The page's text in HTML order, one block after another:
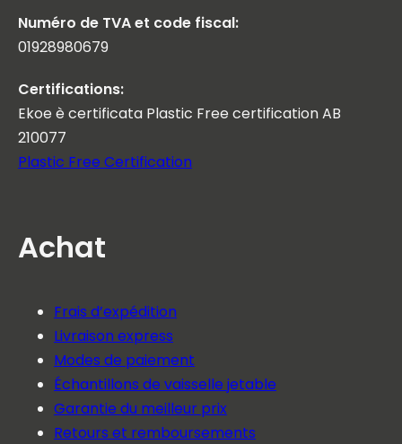
Numéro de TVA et code fiscal:
01928980679
Certifications:
Ekoe è certificata Plastic Free certification AB
210077
Plastic Free Certification
Achat
Frais d’expédition
Livraison express
Modes de paiement
Échantillons de vaisselle jetable
Garantie du meilleur prix
Retours et remboursements